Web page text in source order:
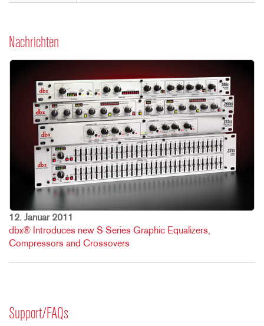
Nachrichten
12. Januar 2011
dbx® Introduces new S Series Graphic Equalizers,
Compressors and Crossovers
Support/FAQs